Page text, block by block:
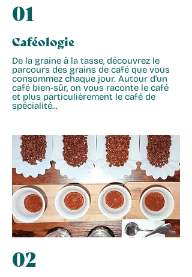
01
Caféologie
De la graine à la tasse, découvrez le
parcours des grains de café que vous
consommez chaque jour. Autour d'un
café bien-sûr, on vous raconte le café
et plus particulièrement le café de
spécialité...
02